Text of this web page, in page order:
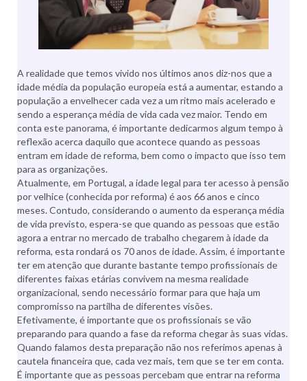
A realidade que temos vivido nos últimos anos diz-nos que a
idade média da população europeia está a aumentar, estando a
população a envelhecer cada vez a um ritmo mais acelerado e
sendo a esperança média de vida cada vez maior. Tendo em
conta este panorama, é importante dedicarmos algum tempo à
reflexão acerca daquilo que acontece quando as pessoas
entram em idade de reforma, bem como o impacto que isso tem
para as organizações.
Atualmente, em Portugal, a idade legal para ter acesso à pensão
por velhice (conhecida por reforma) é aos 66 anos e cinco
meses. Contudo, considerando o aumento da esperança média
de vida previsto, espera-se que quando as pessoas que estão
agora a entrar no mercado de trabalho chegarem à idade da
reforma, esta rondará os 70 anos de idade. Assim, é importante
ter em atenção que durante bastante tempo profissionais de
diferentes faixas etárias convivem na mesma realidade
organizacional, sendo necessário formar para que haja um
compromisso na partilha de diferentes visões.
Efetivamente, é importante que os profissionais se vão
preparando para quando a fase da reforma chegar às suas vidas.
Quando falamos desta preparação não nos referimos apenas à
cautela financeira que, cada vez mais, tem que se ter em conta.
É importante que as pessoas percebam que entrar na reforma